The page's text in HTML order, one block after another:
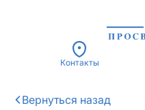
Контакты